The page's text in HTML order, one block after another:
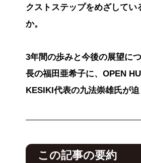
クストステップをめざしてい
か。
3年間の歩みと今後の展望に
長の福田亜希子に、OPEN
KESIKI代表の九法崇雄氏が迫
この記事の要約